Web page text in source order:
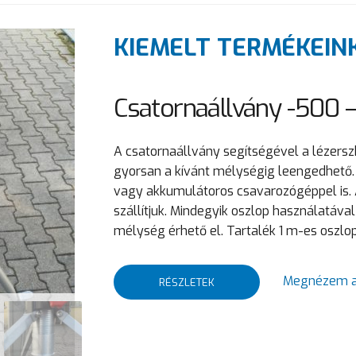
KIEMELT
Csatornaállvány -500
A csatornaállvány segítségével a
gyorsan a kívánt mélységig
vagy akkumulátoros csavarozógéppel
szállítjuk. Mindegyik oszlop
mélység érhető el. Tartalék 1 m-es
RÉSZLETEK Megnézem